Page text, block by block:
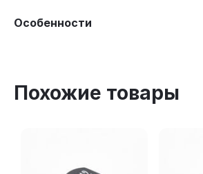
Особенности
Похожие товары